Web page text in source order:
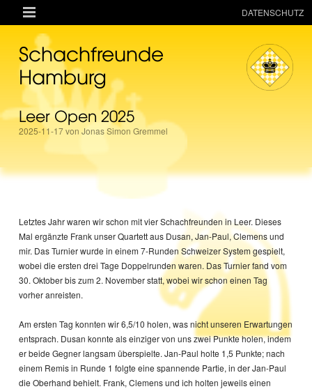

AKTUELLES
RESSOURCEN
VEREIN
MANNSCHAFTEN
TURNIERE
TERMINE
Schachfreunde
Hamburg
Leer Open 2025
2025-11-17 von Jonas Simon Gremmel
Letztes Jahr waren wir schon mit vier Schachfreunden in Leer. Dieses
Mal ergänzte Frank unser Quartett aus Dusan, Jan-Paul, Clemens und
mir. Das Turnier wurde in einem 7-Runden Schweizer System gespielt,
wobei die ersten drei Tage Doppelrunden waren. Das Turnier fand vom
30. Oktober bis zum 2. November statt, wobei wir schon einen Tag
vorher anreisten.
Am ersten Tag konnten wir 6,5/10 holen, was nicht unseren Erwartungen
entsprach. Dusan konnte als einziger von uns zwei Punkte holen, indem
er beide Gegner langsam überspielte. Jan-Paul holte 1,5 Punkte; nach
einem Remis in Runde 1 folgte eine spannende Partie, in der Jan-Paul
die Oberhand behielt. Frank, Clemens und ich holten jeweils einen
DATENSCHUTZ